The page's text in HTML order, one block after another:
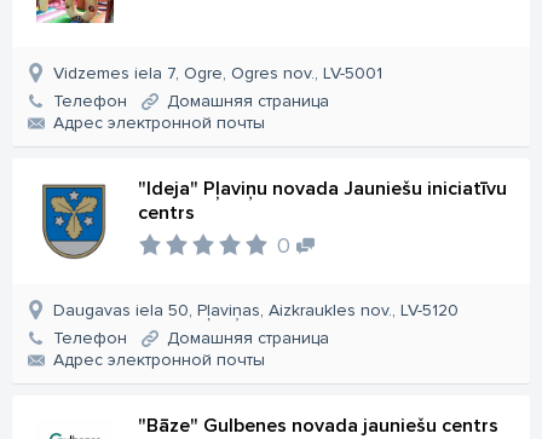
Vidzemes iela 7, Ogre, Ogres nov., LV-5001
Телефон
Домашняя страница
Aдрес электронной почты
"Ideja" Pļaviņu novada Jauniešu iniciatīvu
centrs
0
Daugavas iela 50, Pļaviņas, Aizkraukles nov., LV-5120
Телефон
Домашняя страница
Aдрес электронной почты
"Bāze" Gulbenes novada jauniešu centrs